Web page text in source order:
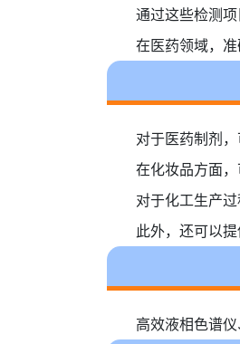
通过这些检测
在医药领域，
对于医药制剂
在化妆品方面
对于化工生产
此外，还可以
高效液相色谱